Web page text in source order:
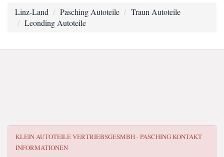
Linz-Land Pasching Autoteile
Traun Autoteile
Leonding Autoteile
KLEIN AUTOTEILE VERTRIEBSGESMBH - PASCHINGKONTAKT
INFORMATIONEN